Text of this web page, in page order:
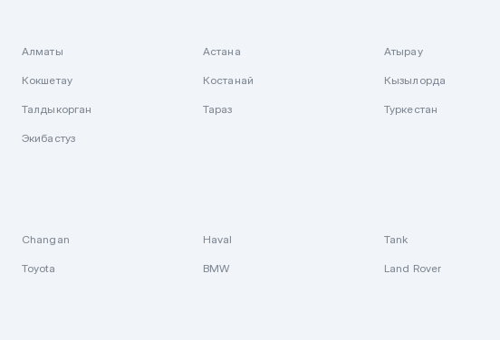
Алматы Астана Атырау
Кокшетау Костанай Кызылорда
Талдыкорган Тараз Туркестан
Экибастуз
Changan Haval Tank
Toyota BMW Land Rover